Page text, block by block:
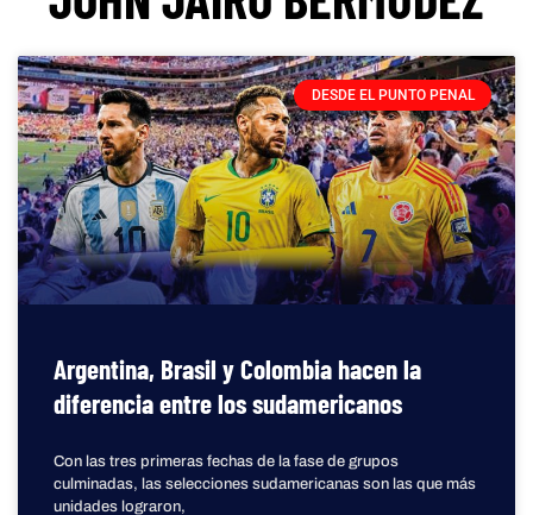
DESDE EL PUNTO PENAL
Argentina, Brasil y Colombia hacen la
diferencia entre los sudamericanos
Con las tres primeras fechas de la fase de grupos
culminadas, las selecciones sudamericanas son las que más
unidades lograron,